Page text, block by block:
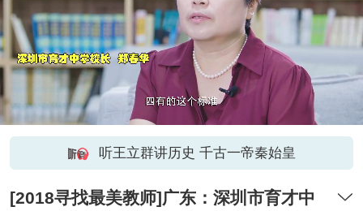
听王立群讲历史 千古一帝秦始皇
[2018寻找最美教师]广东：深圳市育才中